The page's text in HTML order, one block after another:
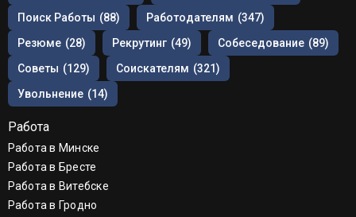
Поиск Работы (88) Работодателям (347)
Резюме (28) Рекрутинг (49) Собеседование (89)
Советы (129) Соискателям (321)
Увольнение (14)
Работа
Работа в Минске
Работа в Бресте
Работа в Витебске
Работа в Гродно